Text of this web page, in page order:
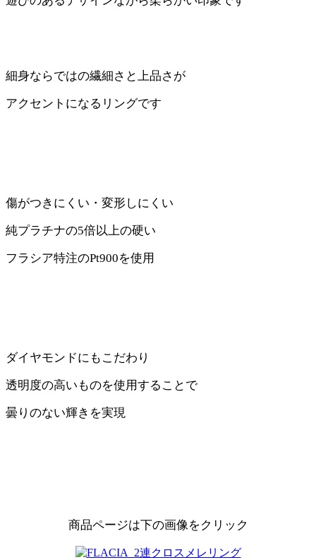
細身ならではの繊細さと上品さが
アクセントになるリングです
傷がつきにくい・変形しにくい
純プラチナの5倍以上の硬い
フラシア特注のPt900を使用
ダイヤモンドにもこだわり
透明度の高いものを使用することで
曇りのない輝きを実現
商品ページは下の画像をクリック